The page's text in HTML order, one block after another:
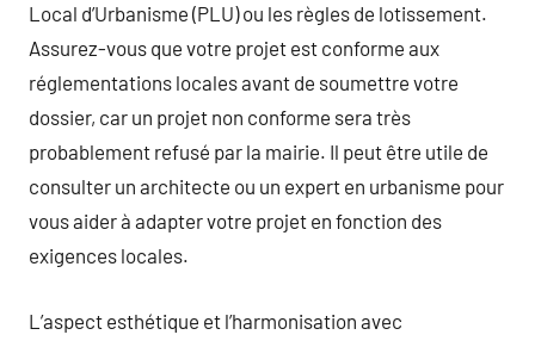
Local d’Urbanisme (PLU) ou les règles de lotissement.
Assurez-vous que votre projet est conforme aux
réglementations locales avant de soumettre votre
dossier, car un projet non conforme sera très
probablement refusé par la mairie. Il peut être utile de
consulter un architecte ou un expert en urbanisme pour
vous aider à adapter votre projet en fonction des
exigences locales.
L’aspect esthétique et l’harmonisation avec